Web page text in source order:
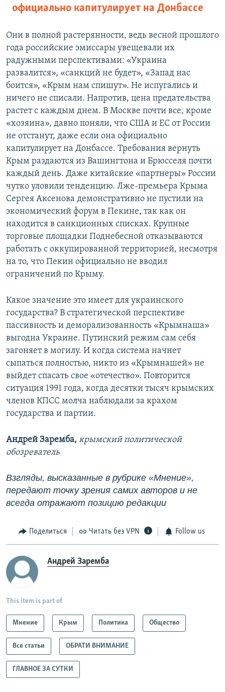
официально капитулирует на Донбассе
Они в полной растерянности, ведь весной прошлого
года российские эмиссары увещевали их
радужными перспективами: «Украина
развалится», «санкций не будет», «Запад нас
боится», «Крым нам спишут». Не испугались и
ничего не списали. Напротив, цена предательства
растет с каждым днем. В Москве почти все, кроме
«хозяина», давно поняли, что США и ЕС от России
не отстанут, даже если она официально
капитулирует на Донбассе. Требования вернуть
Крым раздаются из Вашингтона и Брюсселя почти
каждый день. Даже китайские «партнеры» России
чутко уловили тенденцию. Лже-премьера Крыма
Сергея Аксенова демонстративно не пустили на
экономический форум в Пекине, так как он
находится в санкционных списках. Крупные
торговые площадки Поднебесной отказываются
работать с оккупированной территорией, несмотря
на то, что Пекин официально не вводил
ограничений по Крыму.
Какое значение это имеет для украинского
государства? В стратегической перспективе
пассивность и деморализованность «Крымнаша»
выгодна Украине. Путинский режим сам себя
загоняет в могилу. И когда система начнет
сыпаться полностью, никто из «Крымнашей» не
выйдет спасать свое «отечество». Повторится
ситуация 1991 года, когда десятки тысяч крымских
членов КПСС молча наблюдали за крахом
государства и партии.
Андрей Заремба, крымский политической
обозреватель
Взгляды, высказанные в рубрике «Мнение»,
передают точку зрения самих авторов и не
всегда отражают позицию редакции
Поделиться Читать без VPN Follow us
Андрей Заремба
This item is part of
Мнение Крым Политика Общество
Все статьи ОБРАТИ ВНИМАНИЕ
ГЛАВНОЕ ЗА СУТКИ